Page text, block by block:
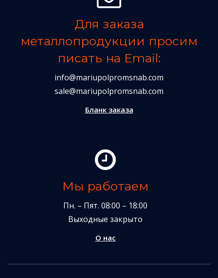
Для заказа
металлопродукции просим
писать на Email:
info@mariupolpromsnab.com
sale@mariupolpromsnab.com
Бланк заказа
Мы работаем
Пн. – Пят. 08:00 – 18:00
Выходные закрыто
О нас